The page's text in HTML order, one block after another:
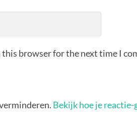
this browser for the next time I
Bekijk hoe je reactie-